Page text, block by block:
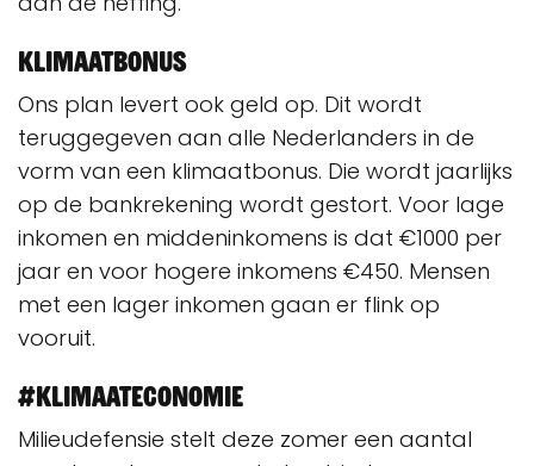
Klimaatbonus
Ons plan levert ook geld op. Dit wordt
teruggegeven aan alle Nederlanders in de
vorm van een klimaatbonus. Die wordt jaarlijks
op de bankrekening wordt gestort. Voor lage
inkomen en middeninkomens is dat €1000 per
jaar en voor hogere inkomens €450. Mensen
met een lager inkomen gaan er flink op
vooruit.
#klimaateconomie
Milieudefensie stelt deze zomer een aantal